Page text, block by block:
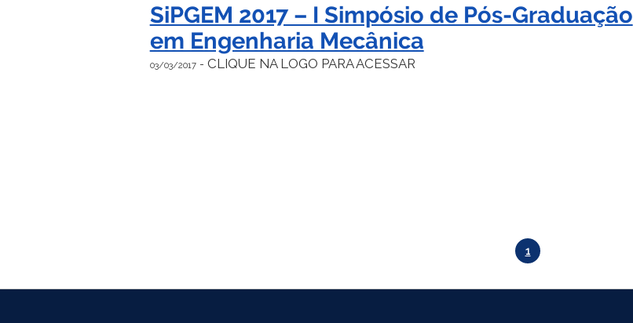
SiPGEM 2017 – I Simpósio de Pós-Graduação
em Engenharia Mecânica
03/03/2017- CLIQUE NA LOGO PARA ACESSAR
1